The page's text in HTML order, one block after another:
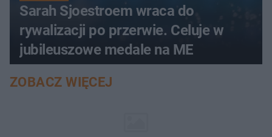
Sarah Sjoestroem wraca do
rywalizacji po przerwie. Celuje w
jubileuszowe medale na ME
ZOBACZ WIĘCEJ